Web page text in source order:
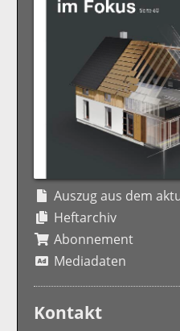
Auszug aus dem
Heftarchiv
Abonnement
Mediadaten
Kontakt